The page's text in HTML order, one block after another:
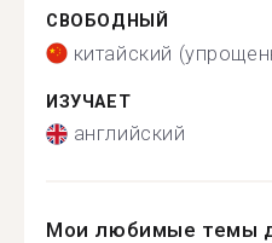
СВОБОДНЫЙ
китайский
ИЗУЧАЕТ
английский
Мои любимые темы